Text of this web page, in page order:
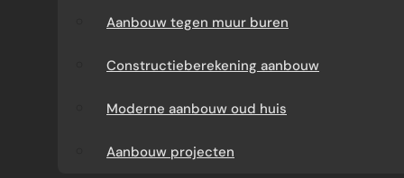
Traditionele aanbouw
prijzen
Aanbouw tegen muur
buren
laten maken
Dakkapel
Aanbouw tegen muur buren
Constructieberekening aanbouw
Moderne aanbouw oud huis
Aanbouw projecten